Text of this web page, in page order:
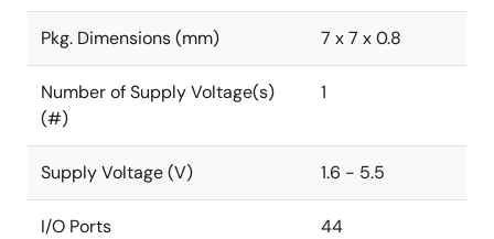
Pkg. Dimensions (mm) 7 x 7 x 0.8
Number of Supply Voltage(s)
(#)
1
Supply Voltage (V) 1.6 - 5.5
I/O Ports 44